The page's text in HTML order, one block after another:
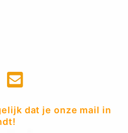
dat je onze mail in